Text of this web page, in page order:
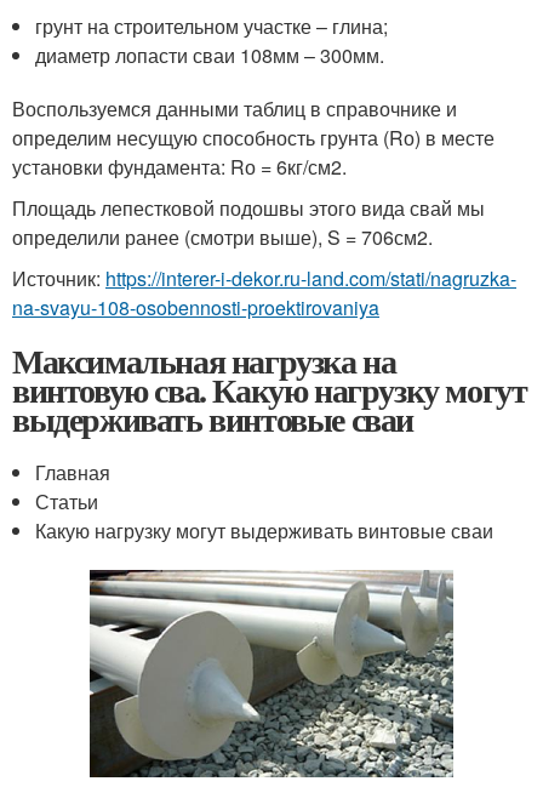
грунт на строительном участке – глина;
диаметр лопасти сваи 108мм – 300мм.
Воспользуемся данными таблиц в справочнике и
определим несущую способность грунта (Rо) в месте
установки фундамента: Rо = 6кг/см2.
Площадь лепестковой подошвы этого вида свай мы
определили ранее (смотри выше), S = 706см2.
Источник: https://interer-i-dekor.ru-land.com/stati/nagruzka-
na-svayu-108-osobennosti-proektirovaniya
Максимальная нагрузка на
винтовую сва. Какую нагрузку могут
выдерживать винтовые сваи
Главная
Статьи
Какую нагрузку могут выдерживать винтовые сваи